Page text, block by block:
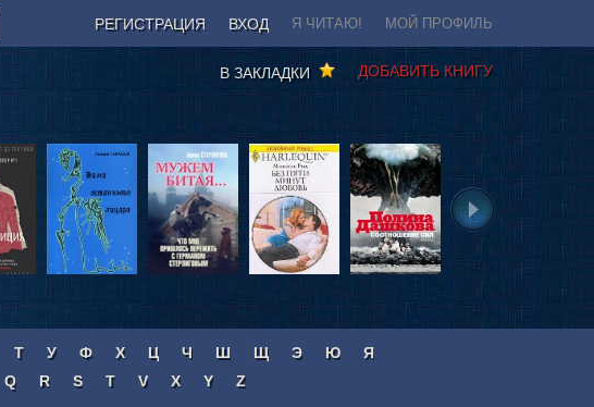
РЕГИСТРАЦИЯ ВХОД Я ЧИТАЮ! МОЙ ПРОФИЛЬ
ДОБАВИТЬ КНИГУ
В ЗАКЛАДКИ
Т У Ф Х Ц Ч Ш Щ Э Ю
Я
Q R S T V X Y Z